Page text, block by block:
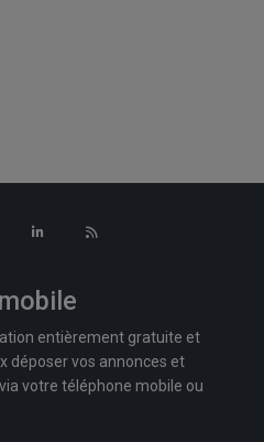
entièrement gratuite et
déposer vos annonces et
votre téléphone mobile ou